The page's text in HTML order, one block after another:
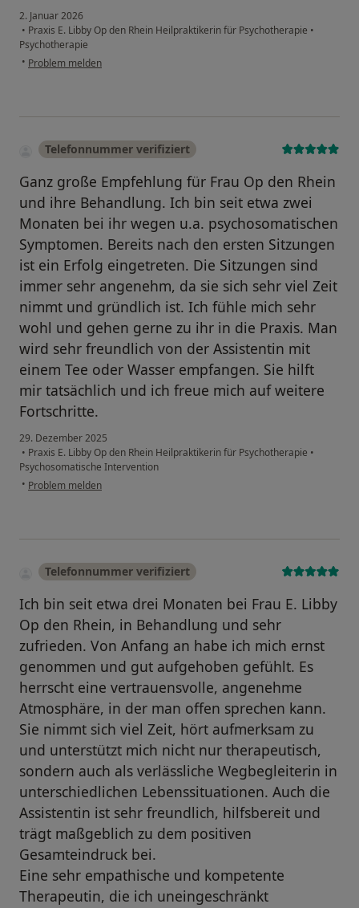
2. Januar 2026
• Praxis E. Libby Op den Rhein Heilpraktikerin für Psychotherapie •
Psychotherapie
• Problem melden
Telefonnummer verifiziert
Ganz große Empfehlung für Frau Op den Rhein
und ihre Behandlung. Ich bin seit etwa zwei
Monaten bei ihr wegen u.a. psychosomatischen
Symptomen. Bereits nach den ersten Sitzungen
ist ein Erfolg eingetreten. Die Sitzungen sind
immer sehr angenehm, da sie sich sehr viel Zeit
nimmt und gründlich ist. Ich fühle mich sehr
wohl und gehen gerne zu ihr in die Praxis. Man
wird sehr freundlich von der Assistentin mit
einem Tee oder Wasser empfangen. Sie hilft
mir tatsächlich und ich freue mich auf weitere
Fortschritte.
29. Dezember 2025
• Praxis E. Libby Op den Rhein Heilpraktikerin für Psychotherapie •
Psychosomatische Intervention
• Problem melden
Telefonnummer verifiziert
Ich bin seit etwa drei Monaten bei Frau E. Libby
Op den Rhein, in Behandlung und sehr
zufrieden. Von Anfang an habe ich mich ernst
genommen und gut aufgehoben gefühlt. Es
herrscht eine vertrauensvolle, angenehme
Atmosphäre, in der man offen sprechen kann.
Sie nimmt sich viel Zeit, hört aufmerksam zu
und unterstützt mich nicht nur therapeutisch,
sondern auch als verlässliche Wegbegleiterin in
unterschiedlichen Lebenssituationen. Auch die
Assistentin ist sehr freundlich, hilfsbereit und
trägt maßgeblich zu dem positiven
Gesamteindruck bei.
Eine sehr empathische und kompetente
Therapeutin, die ich uneingeschränkt